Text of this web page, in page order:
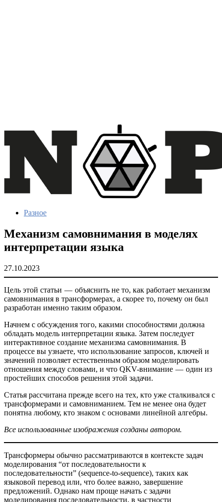
Разное
Механизм самовнимания в моделях
интерпретации языка
27.10.2023
Цель этой статьи — объяснить не то, как работает механизм
самовнимания в трансформерах, а скорее то, почему он был
разработан именно таким образом.
Начнем с обсуждения того, какими способностями должна
обладать модель интерпретации языка. Затем последует
интерактивное создание механизма самовнимания. В
процессе вы узнаете, что использование запросов, ключей и
значений позволяет естественным образом моделировать
отношения между словами, и что QKV-внимание — один из
простейших способов решения этой задачи.
Статья рассчитана прежде всего на тех, кто уже сталкивался с
трансформерами и самовниманием. Тем не менее она будет
понятна любому, кто знаком с основами линейной алгебры.
Все использованные изображения созданы автором.
Трансформеры обычно рассматриваются в контексте задач
моделирования “от последовательности к
последовательности” (sequence-to-sequence), таких как
языковой перевод или, что более важно, завершение
предложений. Однако нам проще начать с задачи
моделирования последовательности, в частности